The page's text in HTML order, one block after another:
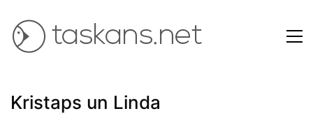
Kristaps un Linda